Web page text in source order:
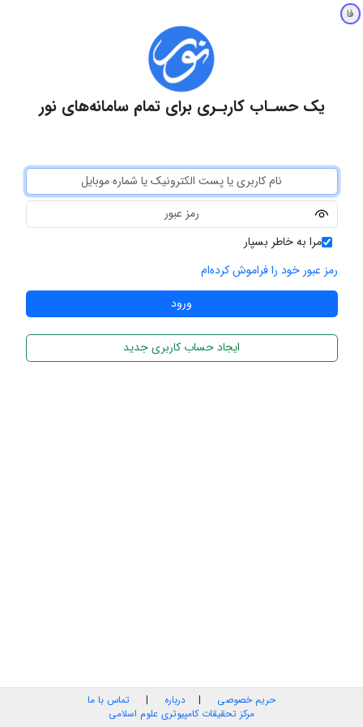
فا
یک حسـاب کاربـری برای تمام سامانه‌های نور
مرا به خاطر بسپار
رمز عبور خود را فراموش کرده‌ام
ایجاد حساب کاربری جدید
حریم خصوصی | درباره | تماس با ما
مرکز تحقیقات کامپیوتری علوم اسلامی